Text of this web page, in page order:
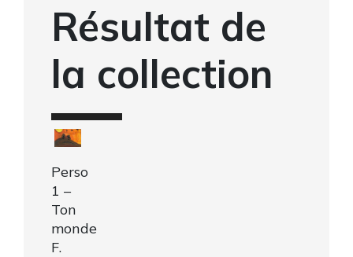
Résultat de
la collection
Perso
1 –
Ton
monde
F.